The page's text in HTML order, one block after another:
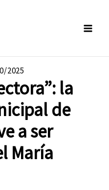
2025
la
de
a ser
María